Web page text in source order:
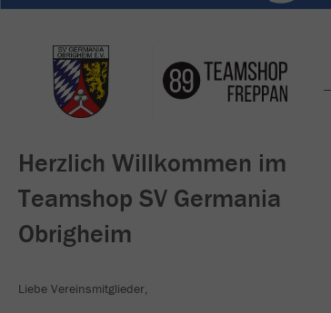
Herzlich Willkommen im
Teamshop SV Germania
Obrigheim
Liebe Vereinsmitglieder,